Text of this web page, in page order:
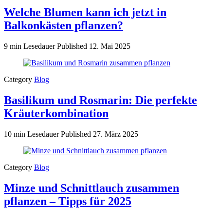
Welche Blumen kann ich jetzt in
Balkonkästen pflanzen?
9 min LesedauerPublished 12. Mai 2025
Category Blog
Basilikum und Rosmarin: Die perfekte
Kräuterkombination
10 min LesedauerPublished 27. März 2025
Category Blog
Minze und Schnittlauch zusammen
pflanzen – Tipps für 2025